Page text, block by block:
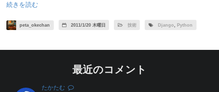
続きを読む
peta_okechan 2011/1/20 木曜日 技術 Django Python
最近のコメント
たかたむ